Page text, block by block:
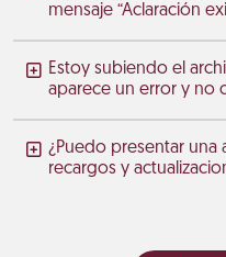
mensaje “Aclaración
Estoy subiendo el
aparece un error y no
¿Puedo presentar una
recargos y